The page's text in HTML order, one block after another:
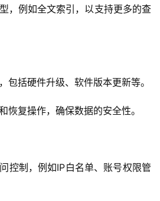
，例如全文索引，以支持更多的查
包括硬件升级、软件版本更新等。
恢复操作，确保数据的安全性。
控制，例如IP白名单、账号权限管